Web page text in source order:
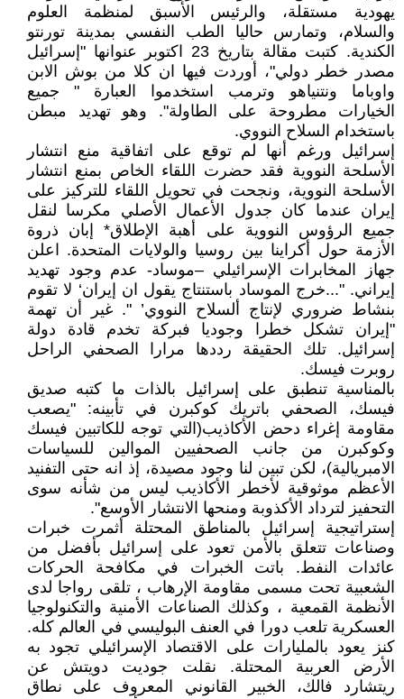
يهودية مستقلة، والرئيس الأسبق لمنظمة العلوم
والسلام، وتمارس حاليا الطب النفسي بمدينة تورنتو
الكندية. كتبت مقالة بتاريخ 23 اكتوبر عنوانها "إسرائيل
مصدر خطر دولي"، أوردت فيها ان كلا من بوش الابن
واوباما ونتنياهو وترمب استخدموا العبارة " جميع
الخيارات مطروحة على الطاولة". وهو تهديد مبطن
باستخدام السلاح النووي.
إسرائيل ورغم أنها لم توقع على اتفاقية منع انتشار
الأسلحة النووية فقد حضرت اللقاء الخاص بمنع انتشار
الأسلحة النووية، ونجحت في تحويل اللقاء للتركيز على
إيران عندما كان جدول الأعمال الأصلي مكرسا لنقل
جميع الرؤوس النووية على أهبة الإطلاق* إبان ذروة
الأزمة حول أكراينا بين روسيا والولايات المتحدة. اعلن
جهاز المخابرات الإسرائيلي –موساد- عدم وجود تهديد
إيراني. "...خرج الموساد باستنتاج يقول ان إيران‘ لا تقوم
بنشاط ضروري لإنتاج ألسلاح النووي’ ". غير أن تهمة
"إيران تشكل خطرا وجوديا فبركة تخدم قادة دولة
إسرائيل. تلك الحقيقة رددها مرارا الصحفي الراحل
روبرت فيسك.
بالمناسية تنطبق على إسرائيل بالذات ما كتبه صديق
فيسك، الصحفي باتريك كوكبرن في تأبينه: "يصعب
مقاومة إغراء دحض الأكاذيب(التي توجه للكاتبين فيسك
وكوكبرن من جانب الصحفيين الموالين للسياسات
الامبريالية)، لكن تبين لنا وجود مصيدة، إذ انه حتى التفنيد
الأعظم موثوقية لأخطر الأكاذيب ليس من شأنه سوى
التحفيز لترداد الأكذوبة ومنحها الانتشار الأوسع".
إستراتيجية إسرائيل بالمناطق المحتلة أثمرت خبرات
وصناعات تتعلق بالأمن تعود على إسرائيل بأفضل من
عائدات النفط. باتت الخبرات في مكافحة الحركات
الشعبية تحت مسمى مقاومة الإرهاب ، تلقى رواجا لدى
الأنظمة القمعية ، وكذلك الصناعات الأمنية والتكنولوجيا
العسكرية تلعب دورا في العنف البوليسي في العالم كله.
كنز يعود بالمليارات على الاقتصاد الإسرائيلي تجود به
الأرض العربية المحتلة. نقلت جوديت دويتش عن
ريتشارد فالك، الخبير القانوني المعروف على نطاق